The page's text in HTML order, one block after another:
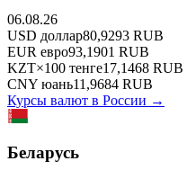
06.08.26
USD доллар80,9293 RUB
EUR евро93,1901 RUB
KZT×100 тенге17,1468 RUB
CNY юань11,9684 RUB
Курсы валют в России →
Беларусь